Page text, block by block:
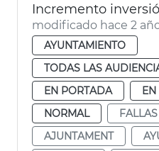
modificado hace 2
AYUNTAMIENTO
TODAS LAS
EN PORTADA
NORMAL
FALLAS
AJUNTAMENT